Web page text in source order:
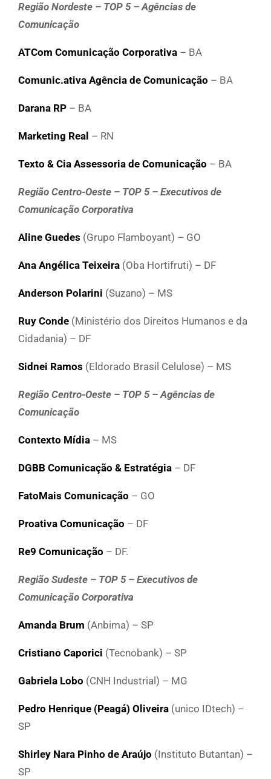
Região Nordeste – TOP 5 – Agências de
Comunicação
ATCom Comunicação Corporativa – BA
Comunic.ativa Agência de Comunicação – BA
Darana RP – BA
Marketing Real – RN
Texto & Cia Assessoria de Comunicação – BA
Região Centro-Oeste – TOP 5 – Executivos de
Comunicação Corporativa
Aline Guedes (Grupo Flamboyant) – GO
Ana Angélica Teixeira (Oba Hortifruti) – DF
Anderson Polarini (Suzano) – MS
Ruy Conde (Ministério dos Direitos Humanos e da
Cidadania) – DF
Sidnei Ramos (Eldorado Brasil Celulose) – MS
Região Centro-Oeste – TOP 5 – Agências de
Comunicação
Contexto Mídia – MS
DGBB Comunicação & Estratégia – DF
FatoMais Comunicação – GO
Proativa Comunicação – DF
Re9 Comunicação – DF.
Região Sudeste – TOP 5 – Executivos de
Comunicação Corporativa
Amanda Brum (Anbima) – SP
Cristiano Caporici (Tecnobank) – SP
Gabriela Lobo (CNH Industrial) – MG
Pedro Henrique (Peagá) Oliveira (unico IDtech) –
SP
Shirley Nara Pinho de Araújo (Instituto Butantan) –
SP